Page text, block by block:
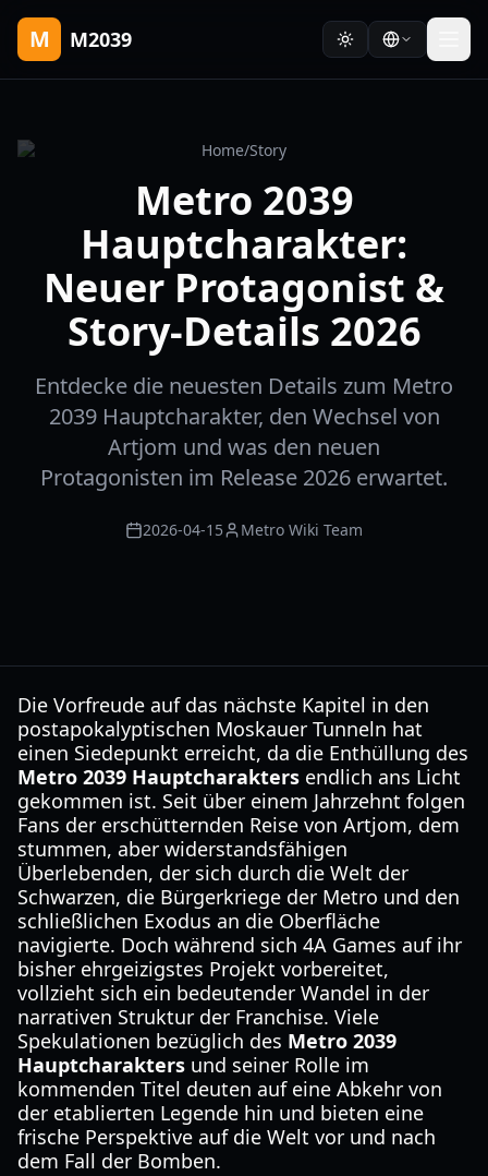
M M2039
Home/Story
Metro 2039
Hauptcharakter:
Neuer Protagonist &
Story-Details 2026
Entdecke die neuesten Details zum Metro
2039 Hauptcharakter, den Wechsel von
Artjom und was den neuen
Protagonisten im Release 2026 erwartet.
2026-04-15 Metro Wiki Team
Die Vorfreude auf das nächste Kapitel in den
postapokalyptischen Moskauer Tunneln hat
einen Siedepunkt erreicht, da die Enthüllung des
Metro 2039 Hauptcharakters endlich ans Licht
gekommen ist. Seit über einem Jahrzehnt folgen
Fans der erschütternden Reise von Artjom, dem
stummen, aber widerstandsfähigen
Überlebenden, der sich durch die Welt der
Schwarzen, die Bürgerkriege der Metro und den
schließlichen Exodus an die Oberfläche
navigierte. Doch während sich 4A Games auf ihr
bisher ehrgeizigstes Projekt vorbereitet,
vollzieht sich ein bedeutender Wandel in der
narrativen Struktur der Franchise. Viele
Spekulationen bezüglich des Metro 2039
Hauptcharakters und seiner Rolle im
kommenden Titel deuten auf eine Abkehr von
der etablierten Legende hin und bieten eine
frische Perspektive auf die Welt vor und nach
dem Fall der Bomben.